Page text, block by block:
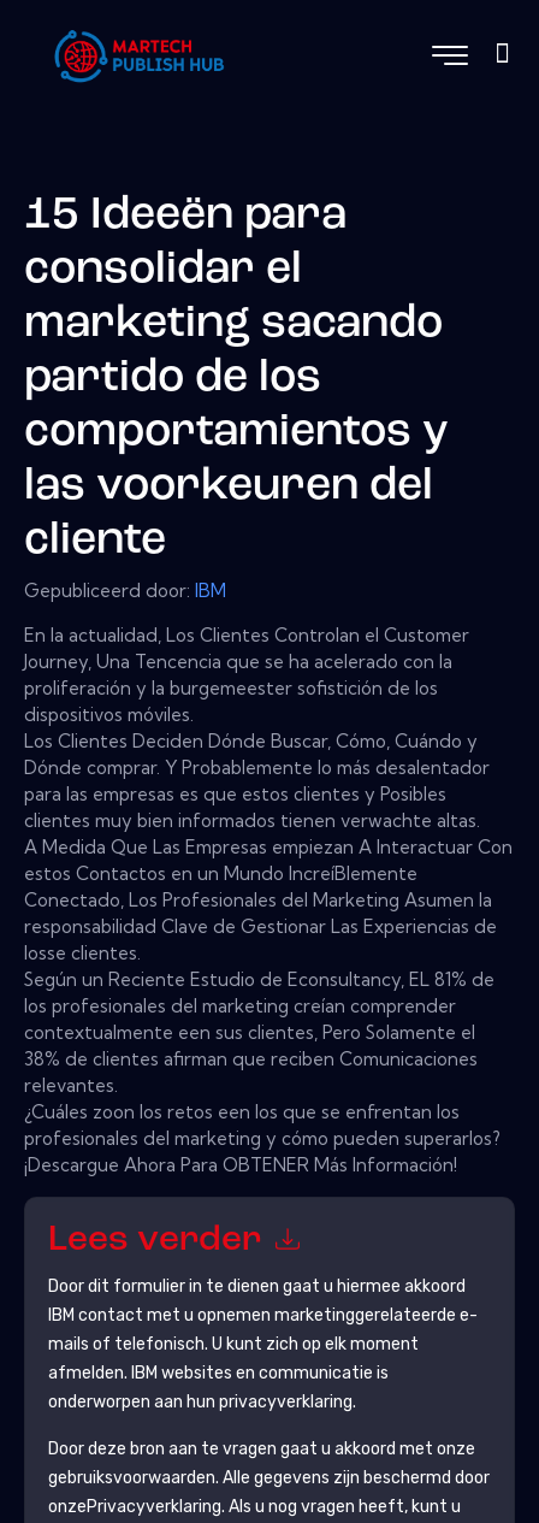
15 Ideeën para
consolidar el
marketing sacando
partido de los
comportamientos y
las voorkeuren del
cliente
Gepubliceerd door: IBM
En la actualidad, Los Clientes Controlan el Customer
Journey, Una Tencencia que se ha acelerado con la
proliferación y la burgemeester sofistición de los
dispositivos móviles.
Los Clientes Deciden Dónde Buscar, Cómo, Cuándo y
Dónde comprar. Y Probablemente lo más desalentador
para las empresas es que estos clientes y Posibles
clientes muy bien informados tienen verwachte altas.
A Medida Que Las Empresas empiezan A Interactuar Con
estos Contactos en un Mundo IncreíBlemente
Conectado, Los Profesionales del Marketing Asumen la
responsabilidad Clave de Gestionar Las Experiencias de
losse clientes.
Según un Reciente Estudio de Econsultancy, EL 81% de
los profesionales del marketing creían comprender
contextualmente een sus clientes, Pero Solamente el
38% de clientes afirman que reciben Comunicaciones
relevantes.
¿Cuáles zoon los retos een los que se enfrentan los
profesionales del marketing y cómo pueden superarlos?
¡Descargue Ahora Para OBTENER Más Información!
Lees verder
Door dit formulier in te dienen gaat u hiermee akkoord
IBM contact met u opnemen marketinggerelateerde e-
mails of telefonisch. U kunt zich op elk moment
afmelden. IBM websites en communicatie is
onderworpen aan hun privacyverklaring.
Door deze bron aan te vragen gaat u akkoord met onze
gebruiksvoorwaarden. Alle gegevens zijn beschermd door
onzePrivacyverklaring. Als u nog vragen heeft, kunt u